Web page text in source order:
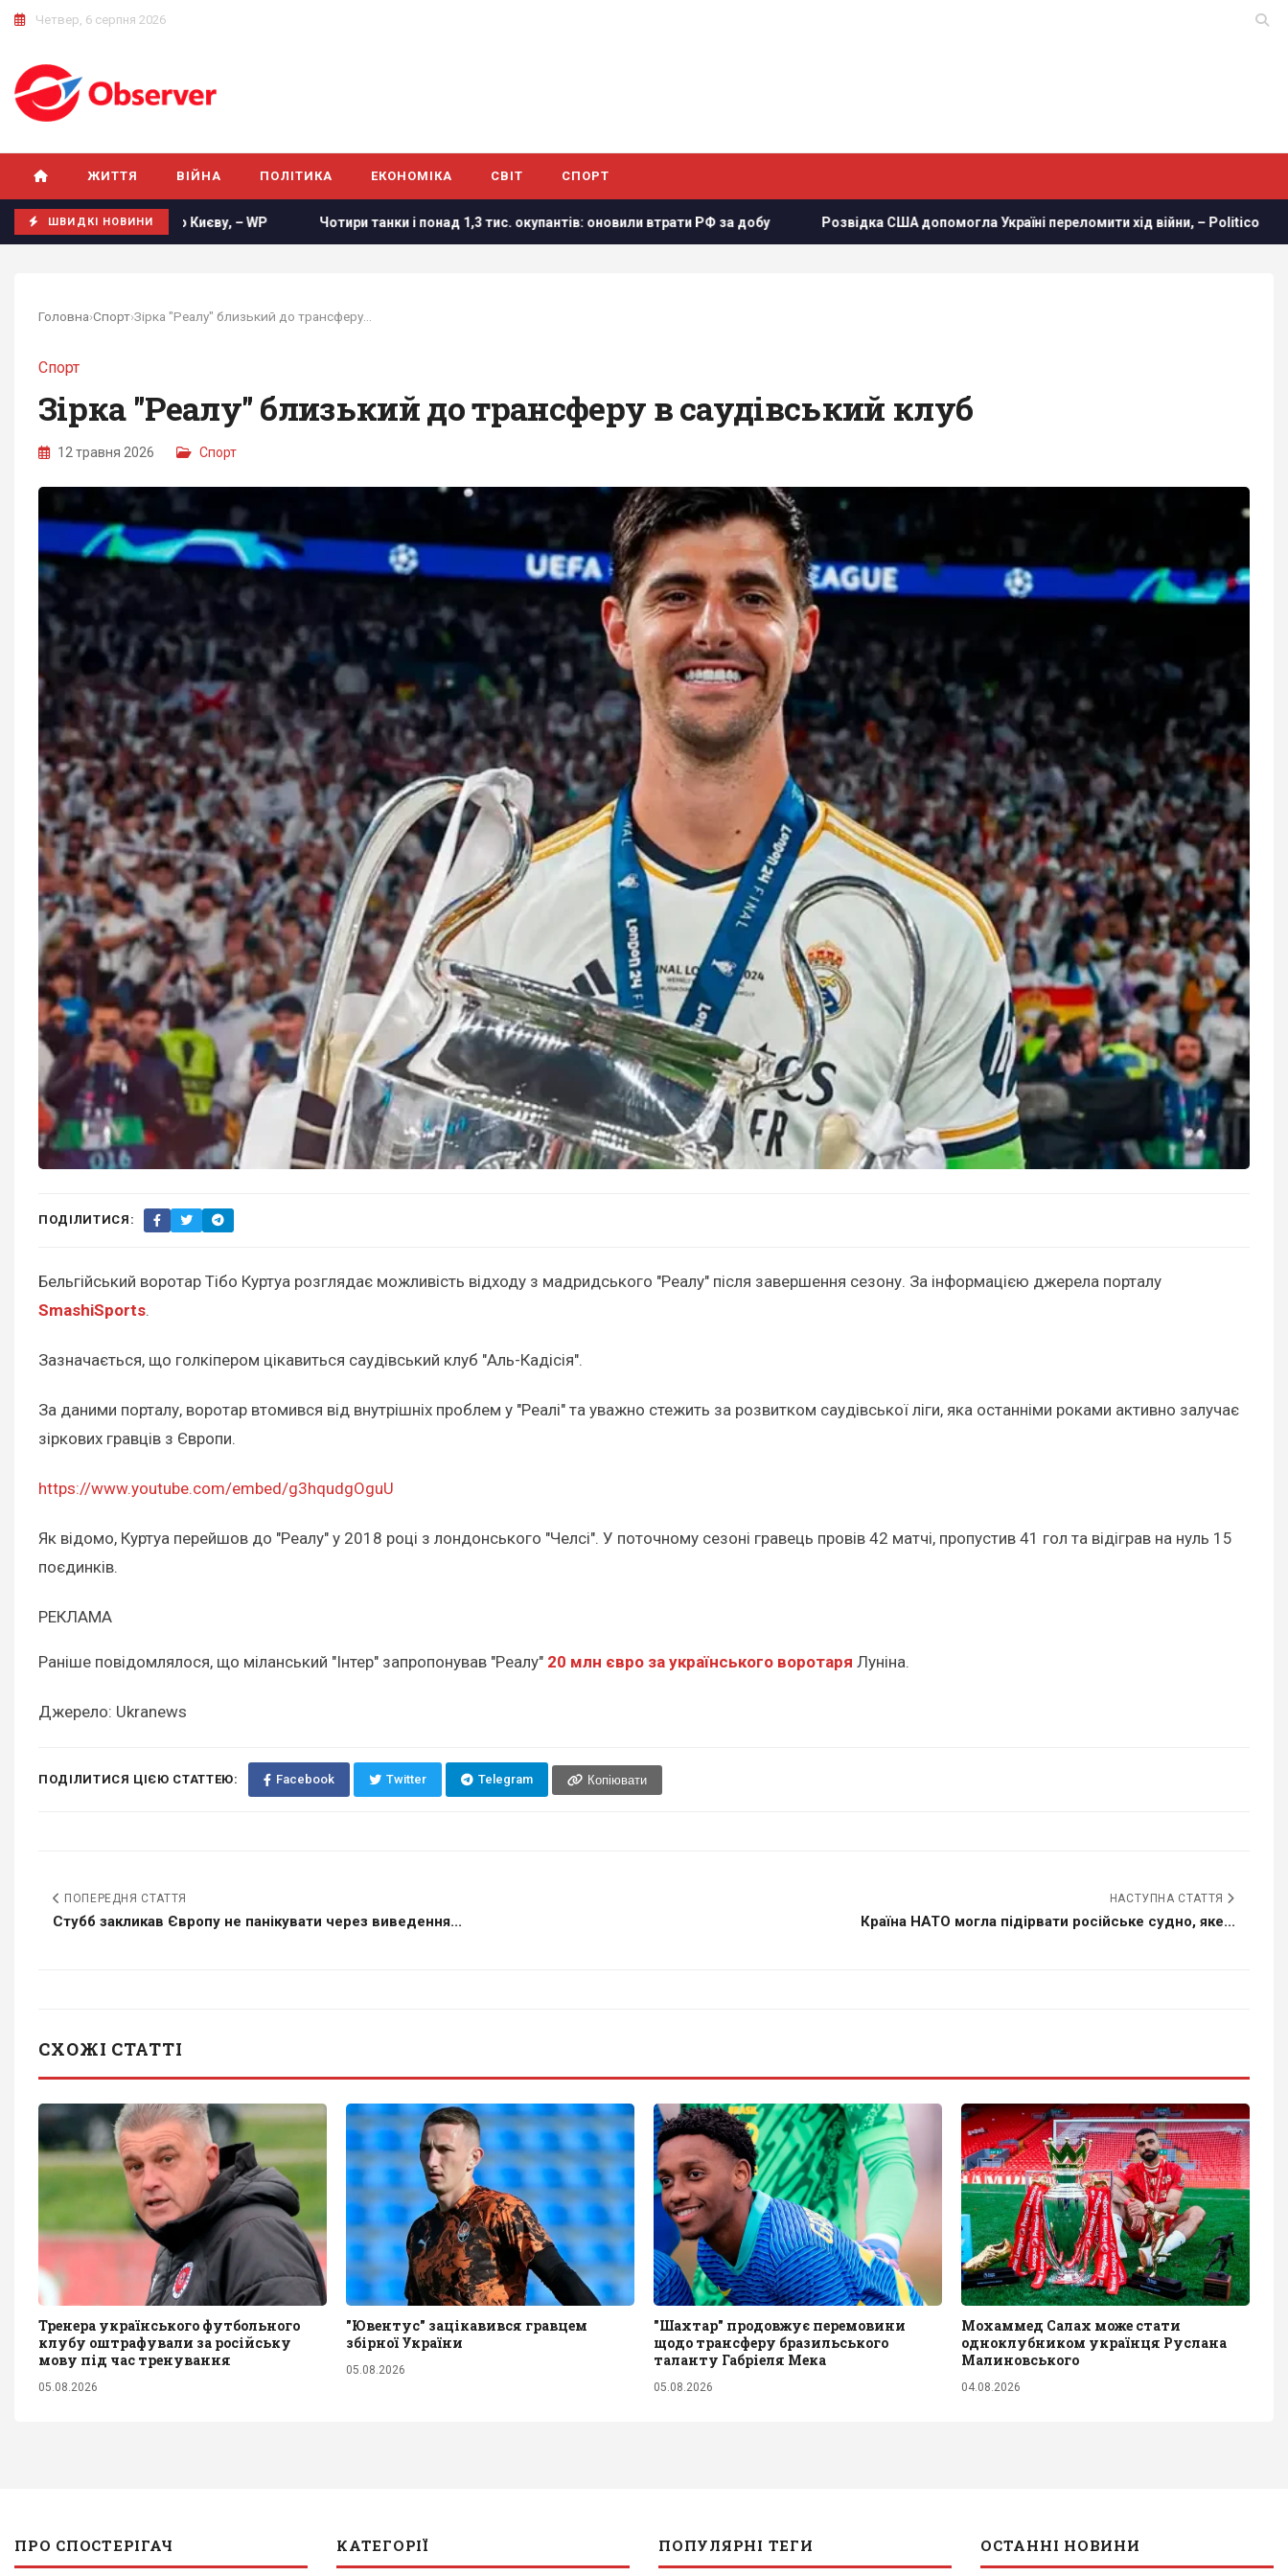
Четвер, 6 серпня 2026
ЖИТТЯ ВІЙНА ПОЛІТИКА ЕКОНОМІКА СВІТ СПОРТ
ШВИДКІ НОВИНИ
по Києву, – WP Чотири танки і понад 1,3 тис. окупантів: оновили втрати РФ за добу Розвідка США допомогла Україні переломити хід війни, – Politico Сьогодні буде
Головна›Спорт›
Спорт
Зірка "Реалу" близький до трансферу в саудівський клуб
12 травня 2026 Спорт
ПОДІЛИТИСЯ:
Бельгійський воротар Тібо Куртуа розглядає можливість відходу з мадридського "Реалу" після завершення сезону. За інформацією джерела порталу
SmashiSports.
Зазначається, що голкіпером цікавиться саудівський клуб "Аль-Кадісія".
За даними порталу, воротар втомився від внутрішніх проблем у "Реалі" та уважно стежить за розвитком саудівської ліги, яка останніми роками активно залучає
зіркових гравців з Європи.
https://www.youtube.com/embed/g3hqudgOguU
Як відомо, Куртуа перейшов до "Реалу" у 2018 році з лондонського "Челсі". У поточному сезоні гравець провів 42 матчі, пропустив 41 гол та відіграв на нуль 15
поєдинків.
РЕКЛАМА
Раніше повідомлялося, що міланський "Інтер" запропонував "Реалу" 20 млн євро за українського воротаря Луніна.
Джерело: Ukranews
ПОДІЛИТИСЯ ЦІЄЮ СТАТТЕЮ: Facebook Twitter Telegram Копіювати
ПОПЕРЕДНЯ СТАТТЯ
Стубб закликав Європу не панікувати через виведення...
НАСТУПНА СТАТТЯ
Країна НАТО могла підірвати російське судно, яке...
СХОЖІ СТАТТІ
Тренера українського футбольного
клубу оштрафували за російську
мову під час тренування
05.08.2026
"Ювентус" зацікавився гравцем
збірної України
05.08.2026
"Шахтар" продовжує перемовини
щодо трансферу бразильського
таланту Габріеля Мека
05.08.2026
Мохаммед Салах може стати
одноклубником українця Руслана
Малиновського
04.08.2026
ПРО СПОСТЕРІГАЧ КАТЕГОРІЇ ПОПУЛЯРНІ ТЕГИ ОСТАННІ НОВИНИ